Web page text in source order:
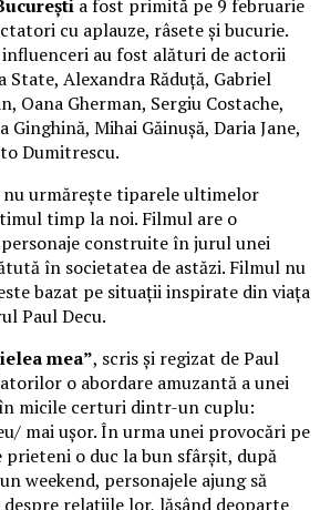
a fost primită pe 9 februarie
cu aplauze, râsete și bucurie.
influenceri au fost alături de actorii
State, Alexandra Răduță, Gabriel
Oana Gherman, Sergiu Costache,
Ginghină, Mihai Găinușă, Daria Jane,
Dumitrescu.
nu urmărește tiparele ultimelor
timp la noi. Filmul are o
construite în jurul unei
în societatea de astăzi. Filmul nu
bazat pe situații inspirate din viața
Paul Decu.
mea”, scris și regizat de Paul
o abordare amuzantă a unei
micile certuri dintr-un cuplu:
mai ușor. În urma unei provocări pe
o duc la bun sfârșit, după
weekend, personajele ajung să
relațiile lor, lăsând deoparte